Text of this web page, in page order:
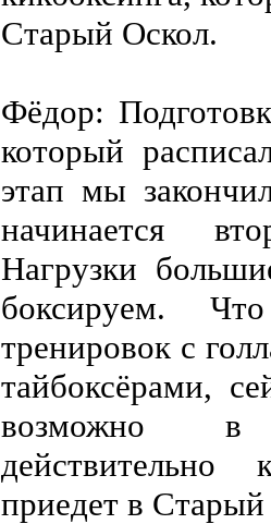
Старый Оскол.
Фёдор:
который
этап мы
начинается
Нагрузки
боксируем.
тренировок с
тайбоксёрами,
возможно в
действительно
приедет в